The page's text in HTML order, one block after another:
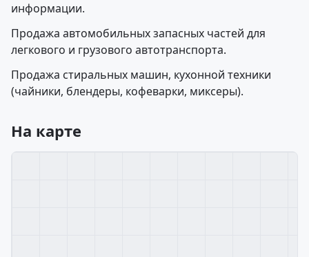
информации.
Продажа автомобильных запасных частей для
легкового и грузового автотранспорта.
Продажа стиральных машин, кухонной техники
(чайники, блендеры, кофеварки, миксеры).
На карте